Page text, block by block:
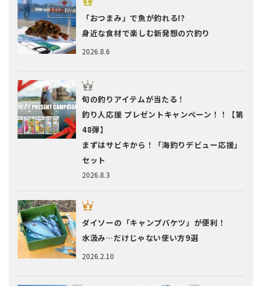
2026.8.6
「おつまみ」で魚が釣れる!?
身近な食材で楽しむ新発想の穴釣り
2026.8.3
旬の釣りアイテムが当たる！
釣り人応援 プレゼントキャンペーン！！【第
48弾】
まずはサビキから！「海釣りデビュー応援」
セット
2026.2.10
ダイソーの「キャンプバケツ」が便利！
水汲み…だけじゃない使い方9選